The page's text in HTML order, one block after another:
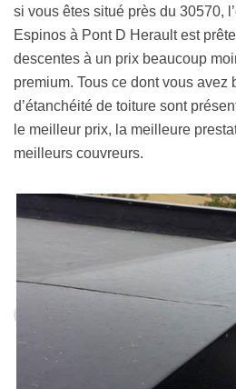
si vous êtes situé près du 30570,
Espinos à Pont D Herault est
descentes à un prix beaucoup
premium. Tous ce dont vous avez
d’étanchéité de toiture sont
le meilleur prix, la meilleure
meilleurs couvreurs.